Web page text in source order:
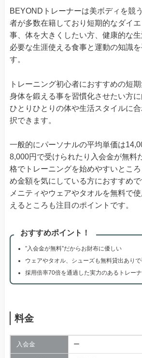
BEYONDトレーナーは美ボディを競
者が多数在籍しており短期的なダイ
事、体を大きくしたい方、健康的な
必要な生涯使える食事と運動の知識
す。
トレーニング初心者におすすめの短期
身体を鍛える事を習慣化させたい方
ひとりひとりの体や生活スタイルに
択できます。
一般的にパーソナルの平均単価は
8,000円で受けられたり入会金が無料
格でトレーニングを始めやすいとこ
め金額を気にしている方におすすめ
メニティやウェアやタオルを無料で
えるところも注目のポイントです。
おすすめポイント！
”入会金が無料”だからお財布に優しい
ウェアやタオル、シューズも無料貸出あり
採用倍率70倍を通過した実力のあるトレー
料金
入会金 ー